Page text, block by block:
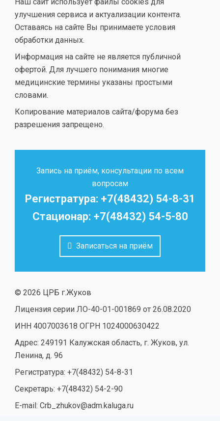
улучшения сервиса и актуализации контента.
Оставаясь на сайте Вы принимаете условия
обработки данных.
Информация на сайте не является публичной
офертой. Для лучшего понимания многие
медицинские термины указаны простыми
словами.
Копирование материалов сайта/форума без
разрешения запрещено.
Запись на приём, консультации по всем
вопросам
Регистратура: +7(48432) 54-8-31
Стационар: +7(48432) 54-5-80
Записаться на приём
© 2026 ЦРБ г.Жуков
Лицензия серии ЛО-40-01-001869 от 26.08.2020
ИНН 4007003618 ОГРН 1024000630422
Адрес: 249191 Калужская область, г. Жуков, ул.
Ленина, д. 96
Регистратура: +7(48432) 54-8-31
Секретарь: +7(48432) 54-2-90
E-mail: Crb_zhukov@adm.kaluga.ru